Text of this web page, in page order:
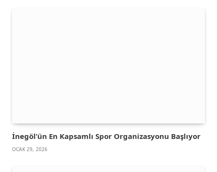
İnegöl’ün En Kapsamlı Spor Organizasyonu Başlıyor
OCAK 29, 2026